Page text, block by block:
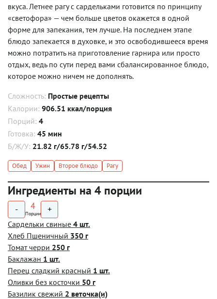
вкуса. Летнее рагу с сардельками готовится по принципу
«светофора» — чем больше цветов окажется в одной
форме для запекания, тем лучше. На последнем этапе
блюдо запекается в духовке, и это освободившееся время
можно потратить на приготовление гарнира или просто
отдых, ведь по сути перед вами сбалансированное блюдо,
которое можно ничем не дополнять.
Сложность: Простые рецепты
Калории: 906.51 ккал/порция
Порций: 4
Готовка: 45 мин
Б/Ж/У: 21.82 г/65.78 г/54.52
Обед Ужин Второе блюдо Рагу
Ингредиенты на 4 порции
- 4
Порции +
Сардельки свиные 4 шт.
Хлеб Пшеничный 350 г
Томат черри 250 г
Баклажан 1 шт.
Перец сладкий красный 1 шт.
Оливки без косточки 50 г
Базилик свежий 2 веточка(и)